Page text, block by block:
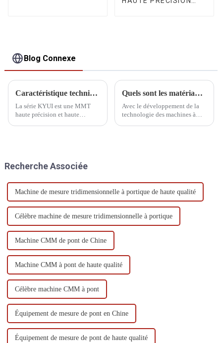
Blog Connexe
Caractéristique technique de la MMT DIPSEC KYUI
La série KYUI est une MMT
haute précision et haute
Quels sont les matériaux structurels courants du CMM
Avec le développement de la
technologie des machines à
Recherche Associée
Machine de mesure tridimensionnelle à portique de haute qualité
Célèbre machine de mesure tridimensionnelle à portique
Machine CMM de pont de Chine
Machine CMM à pont de haute qualité
Célèbre machine CMM à pont
Équipement de mesure de pont en Chine
Équipement de mesure de pont de haute qualité